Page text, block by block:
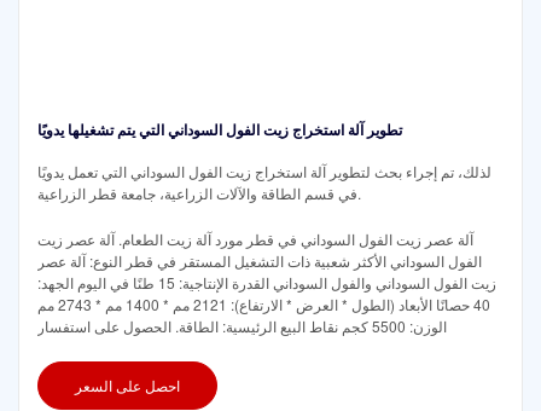
تطوير آلة استخراج زيت الفول السوداني التي يتم تشغيلها يدويًا
لذلك، تم إجراء بحث لتطوير آلة استخراج زيت الفول السوداني التي تعمل يدويًا
في قسم الطاقة والآلات الزراعية، جامعة قطر الزراعية.
آلة عصر زيت الفول السوداني في قطر مورد آلة زيت الطعام. آلة عصر زيت
الفول السوداني الأكثر شعبية ذات التشغيل المستقر في قطر النوع: آلة عصر
زيت الفول السوداني والفول السوداني القدرة الإنتاجية: 15 طنًا في اليوم الجهد:
40 حصانًا الأبعاد (الطول * العرض * الارتفاع): 2121 مم * 1400 مم * 2743 مم
الوزن: 5500 كجم نقاط البيع الرئيسية: الطاقة. الحصول على استفسار
احصل على السعر